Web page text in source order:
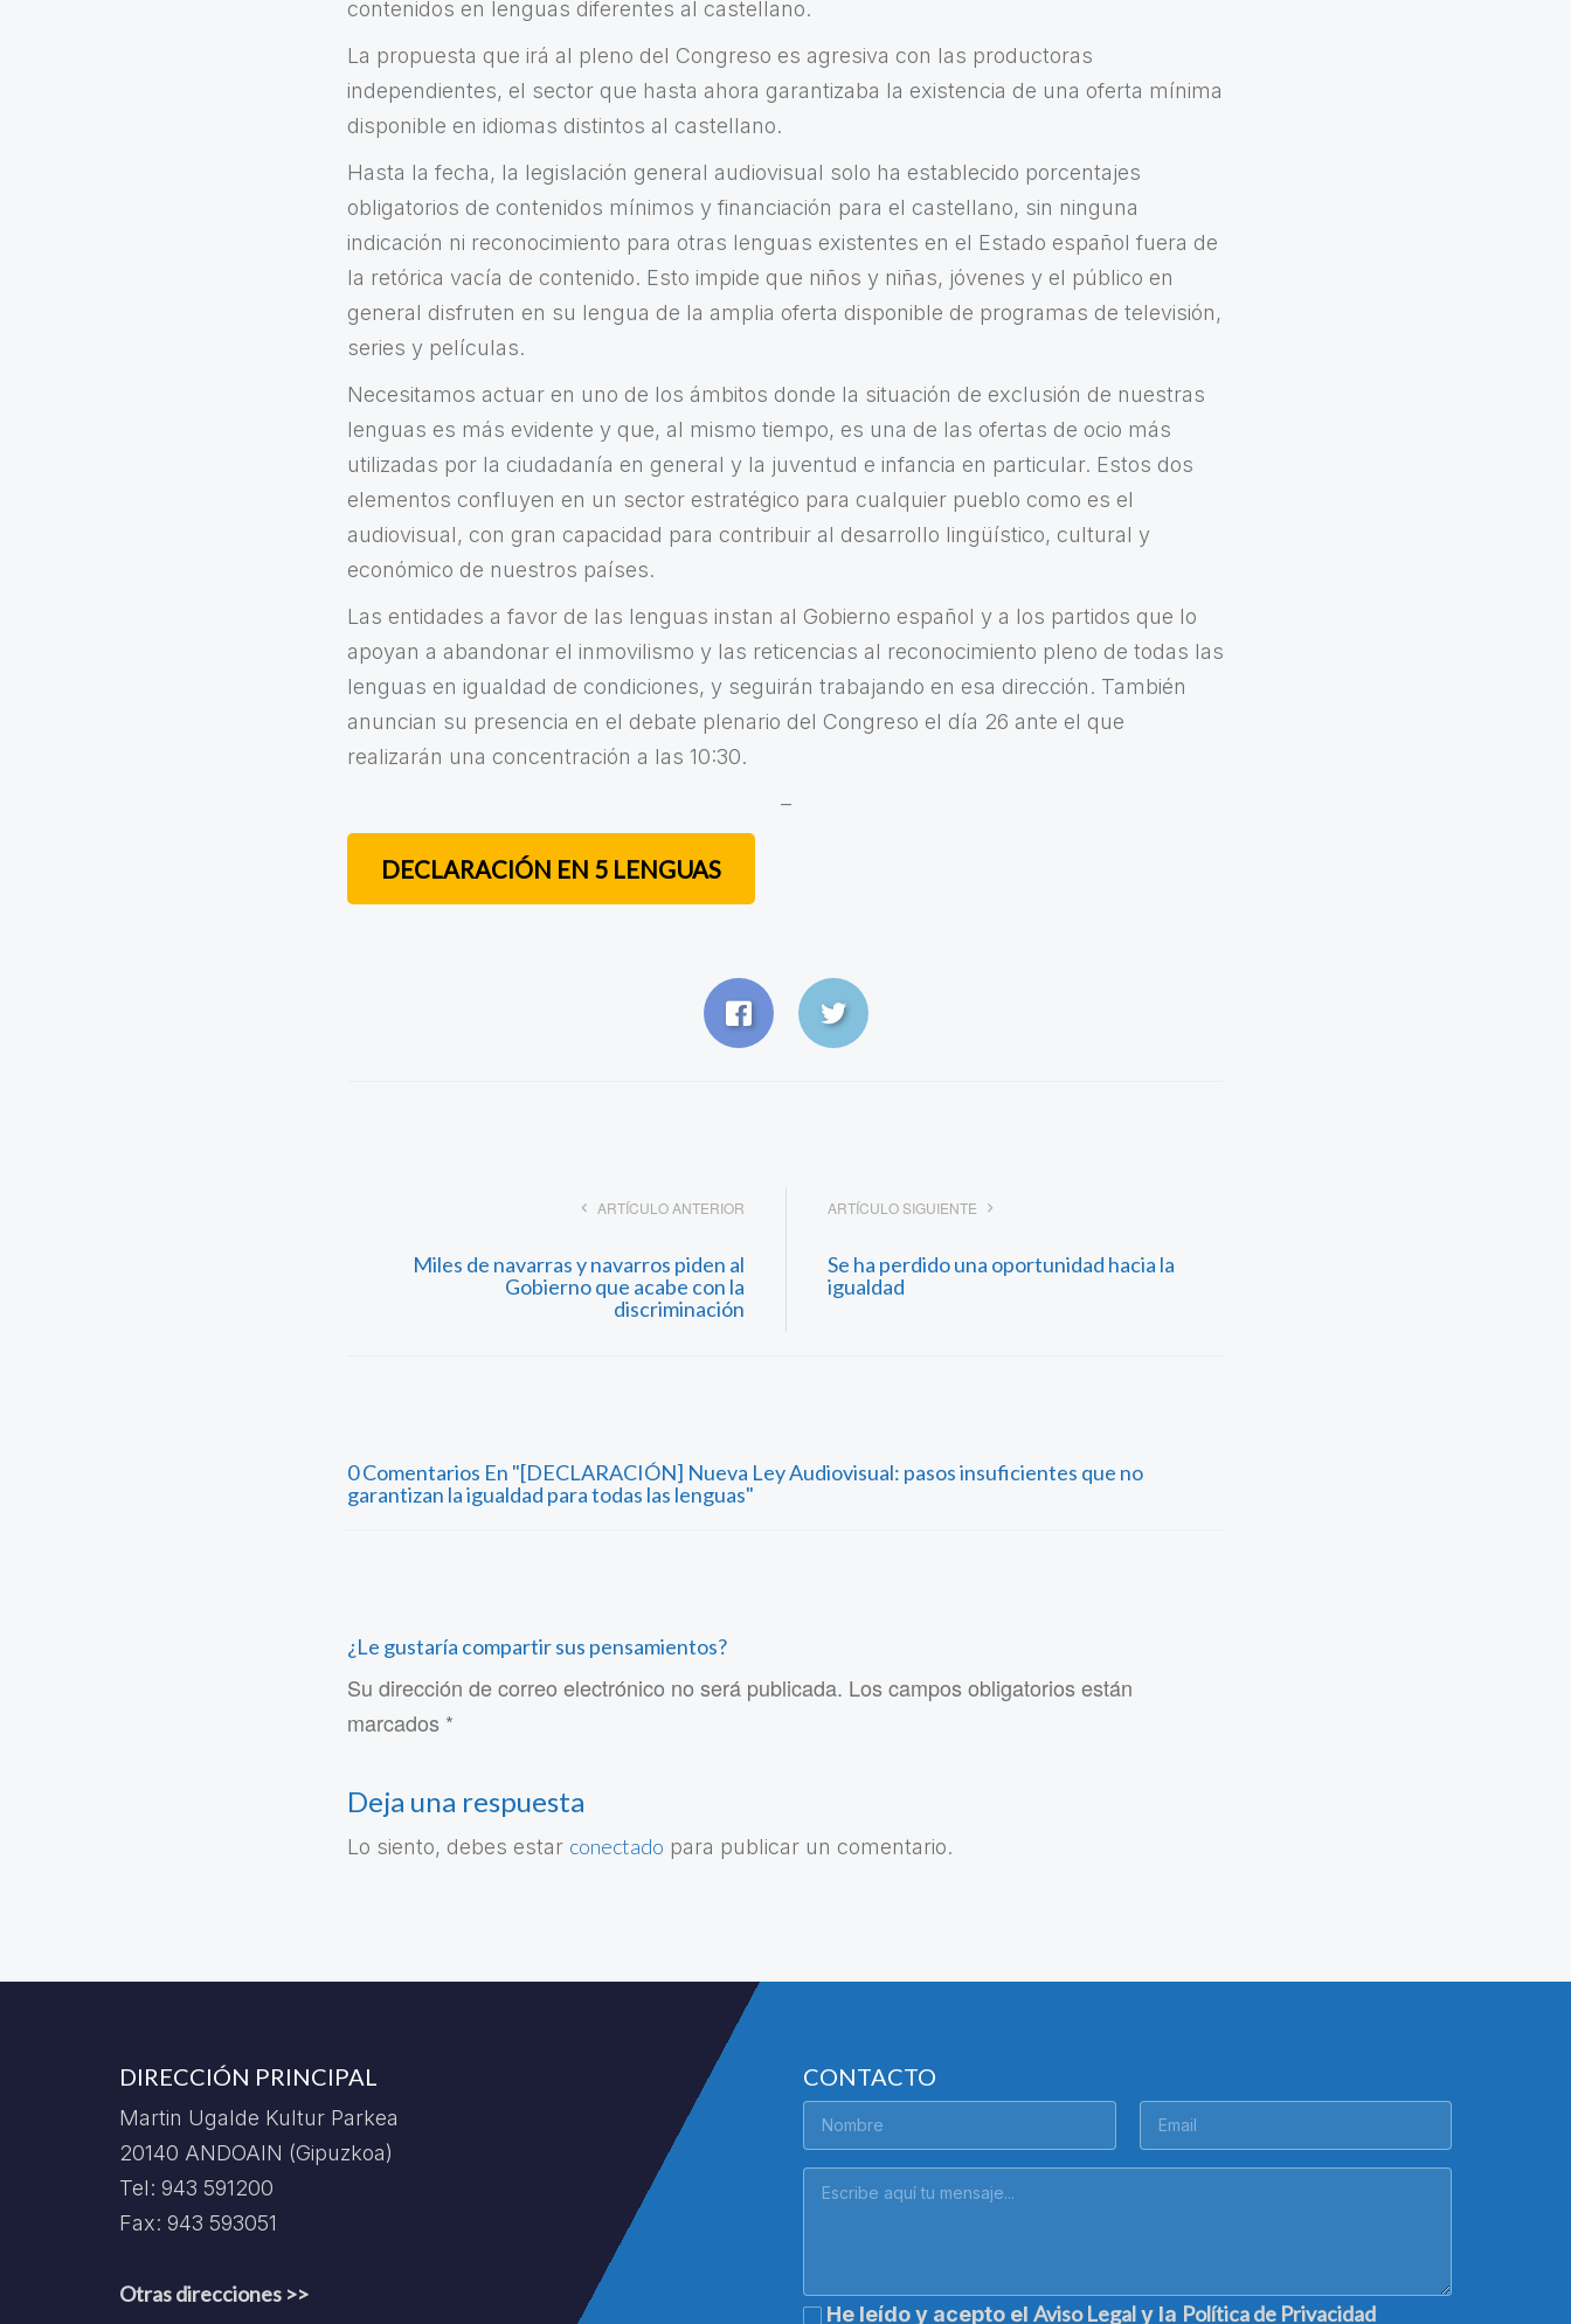
contenidos en lenguas diferentes al castellano.
La propuesta que irá al pleno del Congreso es agresiva con las productoras
independientes, el sector que hasta ahora garantizaba la existencia de una oferta mínima
disponible en idiomas distintos al castellano.
Hasta la fecha, la legislación general audiovisual solo ha establecido porcentajes
obligatorios de contenidos mínimos y financiación para el castellano, sin ninguna
indicación ni reconocimiento para otras lenguas existentes en el Estado español fuera de
la retórica vacía de contenido. Esto impide que niños y niñas, jóvenes y el público en
general disfruten en su lengua de la amplia oferta disponible de programas de televisión,
series y películas.
Necesitamos actuar en uno de los ámbitos donde la situación de exclusión de nuestras
lenguas es más evidente y que, al mismo tiempo, es una de las ofertas de ocio más
utilizadas por la ciudadanía en general y la juventud e infancia en particular. Estos dos
elementos confluyen en un sector estratégico para cualquier pueblo como es el
audiovisual, con gran capacidad para contribuir al desarrollo lingüístico, cultural y
económico de nuestros países.
Las entidades a favor de las lenguas instan al Gobierno español y a los partidos que lo
apoyan a abandonar el inmovilismo y las reticencias al reconocimiento pleno de todas las
lenguas en igualdad de condiciones, y seguirán trabajando en esa dirección. También
anuncian su presencia en el debate plenario del Congreso el día 26 ante el que
realizarán una concentración a las 10:30.
–
DECLARACIÓN EN 5 LENGUAS
ARTÍCULO ANTERIOR
Miles de navarras y navarros piden al
Gobierno que acabe con la
discriminación
ARTÍCULO SIGUIENTE
Se ha perdido una oportunidad hacia la
igualdad
0 Comentarios En "[DECLARACIÓN] Nueva Ley Audiovisual: pasos insuficientes que no
garantizan la igualdad para todas las lenguas"
¿Le gustaría compartir sus pensamientos?
Su dirección de correo electrónico no será publicada. Los campos obligatorios están
marcados *
Deja una respuesta
Lo siento, debes estar conectado para publicar un comentario.
DIRECCIÓN PRINCIPAL
Martin Ugalde Kultur Parkea
20140 ANDOAIN (Gipuzkoa)
Tel: 943 591200
Fax: 943 593051
Otras direcciones >>
CONTACTO
He leído y acepto el Aviso Legaly la Política de Privacidad